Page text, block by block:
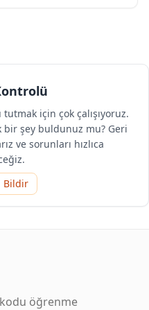
tutmak için çok çalışıyoruz.
şey buldunuz mu? Geri
ve sorunları hızlıca
Bildir
öğrenme